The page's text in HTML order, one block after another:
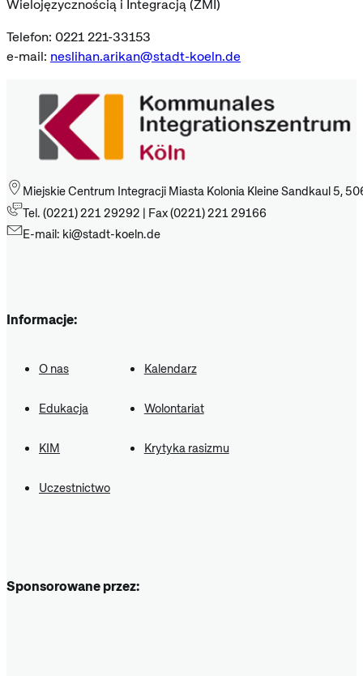
Wielojęzycznością i Integracją (ZMI)
Telefon: 0221 221-33153
e-mail: neslihan.arikan@stadt-koeln.de
Miejskie Centrum Integracji Miasta Kolonia Kleine Sandkaul 5,
Tel. (0221) 221 29292 | Fax (0221) 221 29166
E-mail: ki@stadt-koeln.de
Informacje:
O nas Kalendarz
Edukacja Wolontariat
KIM Krytyka rasizmu
Uczestnictwo
Sponsorowane przez: